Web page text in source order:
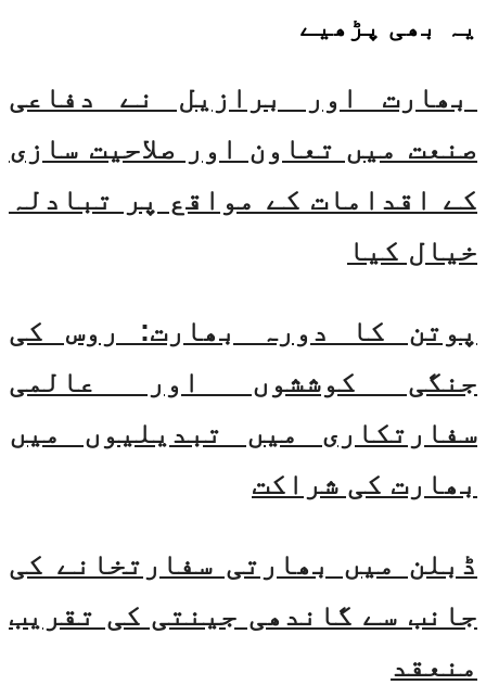
یہ بھی پڑھیے
بھارت اور برازیل نے دفاعی
صنعت میں تعاون اور صلاحیت سازی
کے اقدامات کے مواقع پر تبادلہ
خیال کیا
پوتن کا دورہ بھارت: روس کی
جنگی کوششوں اور عالمی
سفارتکاری میں تبدیلیوں میں
بھارت کی شراکت
ڈبلن میں بھارتی سفارتخانے کی
جانب سے گاندھی جینتی کی تقریب
منعقد